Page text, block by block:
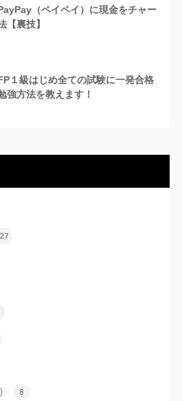
（ペイペイ）に現金をチャー
【裏技】
１級はじめ全ての試験に一発合格
強方法を教えます！
27
8